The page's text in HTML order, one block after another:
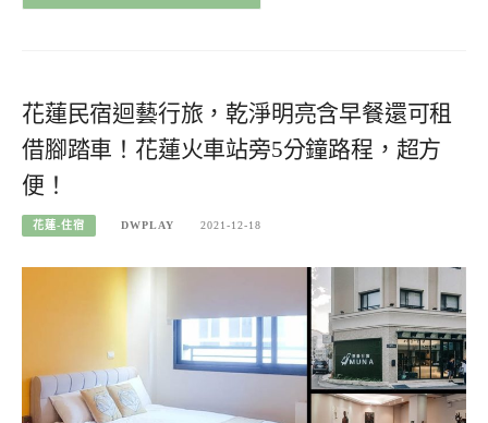
花蓮民宿迴藝行旅，乾淨明亮含早餐還可租
借腳踏車！花蓮火車站旁5分鐘路程，超方
便！
花蓮-住宿 DWPLAY 2021-12-18